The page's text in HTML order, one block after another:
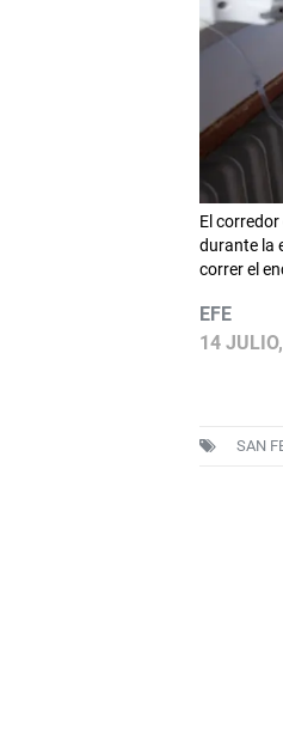
El
durante la
correr el
EFE
14
SAN